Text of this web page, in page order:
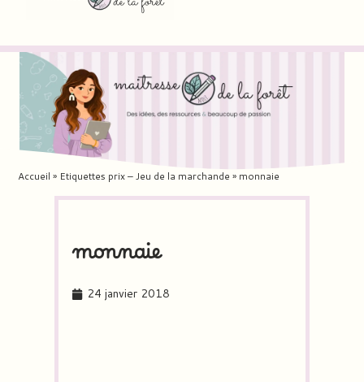
Accueil » Etiquettes prix – Jeu de la marchande » monnaie
monnaie
24 janvier 2018